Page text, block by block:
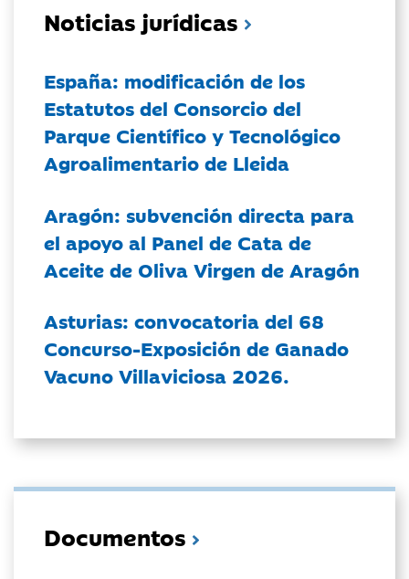
Noticias jurídicas
España: modificación de los
Estatutos del Consorcio del
Parque Científico y Tecnológico
Agroalimentario de Lleida
Aragón: subvención directa para
el apoyo al Panel de Cata de
Aceite de Oliva Virgen de Aragón
Asturias: convocatoria del 68
Concurso-Exposición de Ganado
Vacuno Villaviciosa 2026.
Documentos